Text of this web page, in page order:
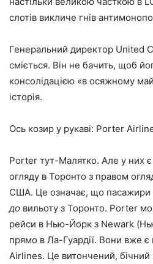
слотів викличе гнів
Генеральний директор United
сміється. Він не бачить, щоб
консолідацією «в осяжному
історія.
Ось козир у рукаві: Porter
Porter тут-Малятко. Але у них
огляду в Торонто з правом
США. Це означає, що
до вильоту з Торонто. Porter
рейси в Нью-Йорк з Newark
прямо в Ла-Гуардії. Вони вже
Airlines. Це витончений, бічний